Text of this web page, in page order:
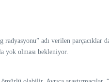
adı verilen parçacıklar
yok olması bekleniyor.